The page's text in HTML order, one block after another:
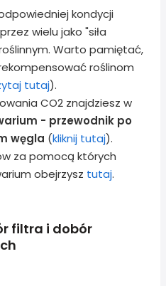
kondycji
wielu jako "siła
Warto pamiętać,
roślinom
tutaj).
CO2 znajdziesz w
- przewodnik po
węgla (kliknij tutaj).
za pomocą których
obejrzysz tutaj.
filtra i dobór